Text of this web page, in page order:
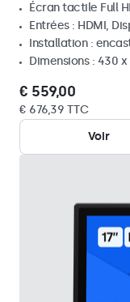
Écran tactile Full
Entrées : HDMI,
Installation :
Dimensions : 430
€ 559,00
€ 676,39 TTC
Voir